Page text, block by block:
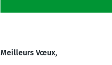
Meilleurs Vœux,